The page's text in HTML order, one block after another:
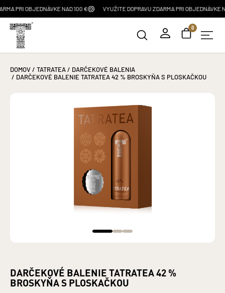
OBJEDNÁVKE NAD 100 € VYUŽITE DOPRAVU ZDARMA PRI OBJEDNÁVKE NAD
0
DOMOV/ TATRATEA/ DARČEKOVÉ BALENIA
/ DARČEKOVÉ BALENIE TATRATEA 42 % BROSKYŇA S PLOSKAČKOU
DARČEKOVÉ BALENIE TATRATEA 42 %
BROSKYŇA S PLOSKAČKOU